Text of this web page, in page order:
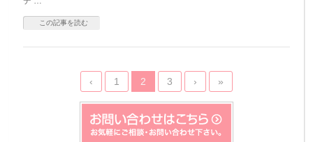
この記事を読む
‹ 1 2 3 › »